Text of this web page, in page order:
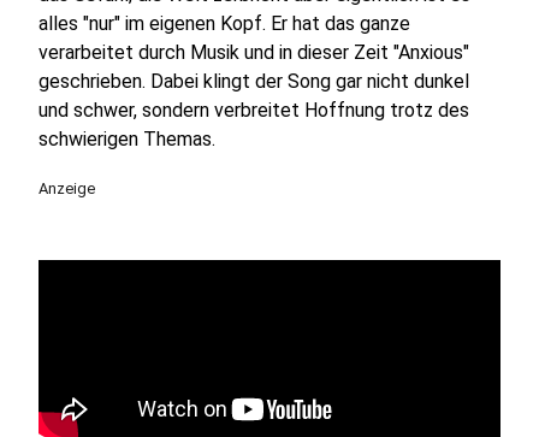
alles "nur" im eigenen Kopf. Er hat das ganze
verarbeitet durch Musik und in dieser Zeit "Anxious"
geschrieben. Dabei klingt der Song gar nicht dunkel
und schwer, sondern verbreitet Hoffnung trotz des
schwierigen Themas.
Anzeige